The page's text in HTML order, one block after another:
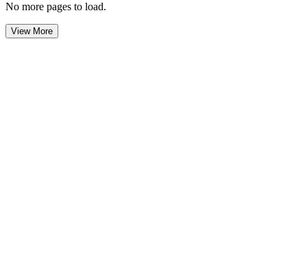
No more pages to load.
View More